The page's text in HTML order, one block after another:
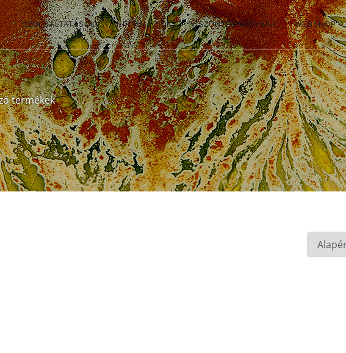
SZOLGÁLTATÁSOK INFORMÁCIÓK VISZONTELADÓKNAK WEBSHOP
termékek